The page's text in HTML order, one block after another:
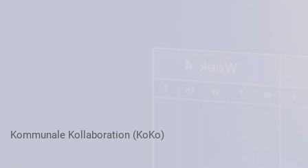
Kommunale Kollaboration (KoKo)